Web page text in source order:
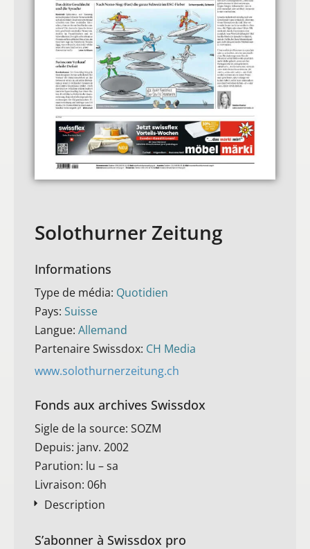
Solothurner Zeitung
Informations
Type de média: Quotidien
Pays: Suisse
Langue: Allemand
Partenaire Swissdox: CH Media
www.solothurnerzeitung.ch
Fonds aux archives Swissdox
Sigle de la source: SOZM
Depuis: janv. 2002
Parution: lu – sa
Livraison: 06h
Description
S’abonner à Swissdox pro